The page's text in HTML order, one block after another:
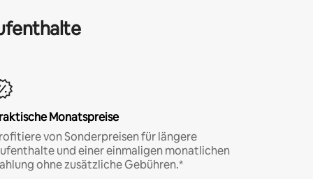
Monatspreise
von Sonderpreisen für längere
und einer einmaligen monatlichen
ohne zusätzliche Gebühren.*